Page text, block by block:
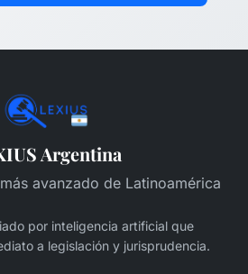
Argentina
avanzado de Latinoamérica
por inteligencia artificial que
a legislación y jurisprudencia.